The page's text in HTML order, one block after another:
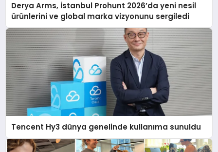
Derya Arms, İstanbul Prohunt 2026’da yeni nesil
ürünlerini ve global marka vizyonunu sergiledi
Tencent Hy3 dünya genelinde kullanıma sunuldu